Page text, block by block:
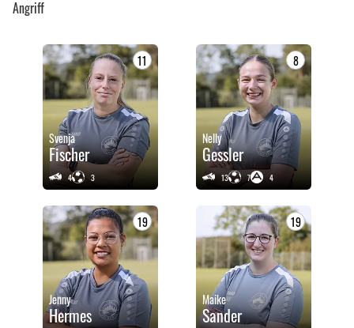
Angriff
11
Svenja
Fischer
4 3
8
Nelly
Gessler
13 7 4
19
Jenny
Hermes
19
Maike
Sander